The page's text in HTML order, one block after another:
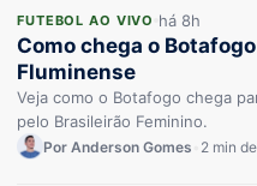
FUTEBOL AO VIVO há 8h
Como chega o
Fluminense
Veja como o Botafogo chega
pelo Brasileirão Feminino.
Por Anderson Gomes 2 min